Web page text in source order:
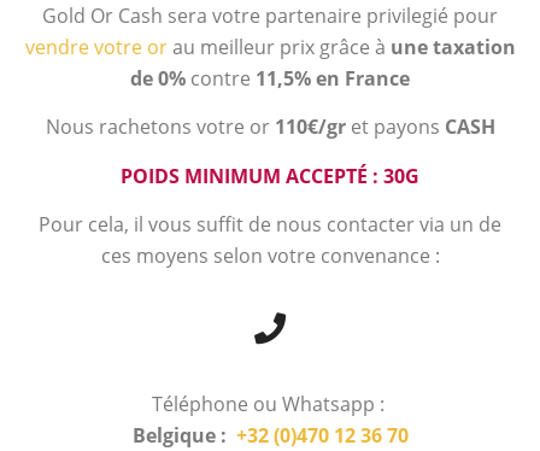
Gold Or Cash sera votre partenaire privilegié pour
vendre votre orau meilleur prix grâce à une taxation
de 0% contre 11,5% en France
Nous rachetons votre or 110€/gr et payons CASH
POIDS MINIMUM ACCEPTÉ : 30G
Pour cela, il vous suffit de nous contacter via un de
ces moyens selon votre convenance :
Téléphone ou Whatsapp :
Belgique : +32 (0)470 12 36 70